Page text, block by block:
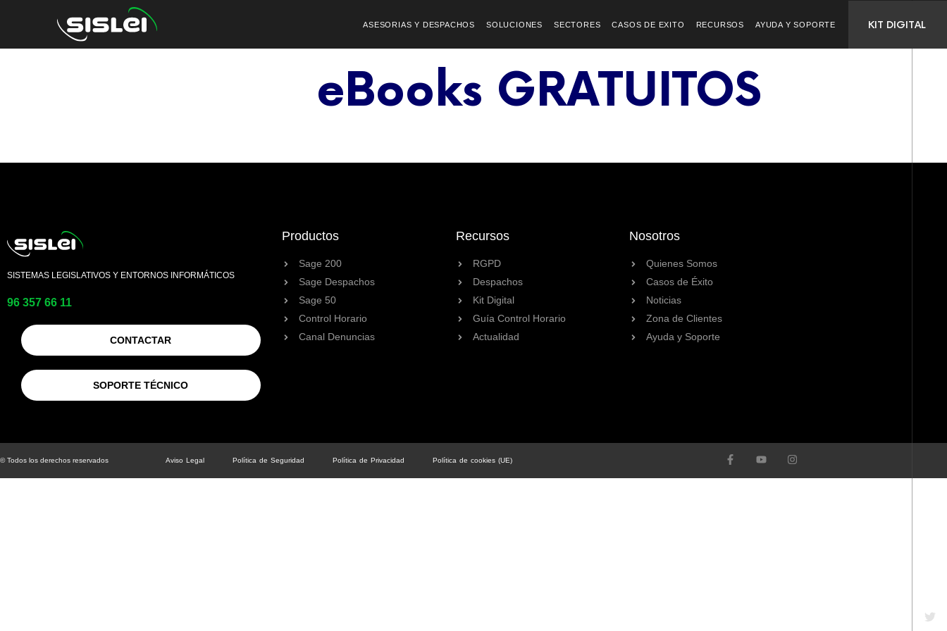
ASESORIAS Y DESPACHOS SOLUCIONES SECTORES CASOS DE EXITO RECURSOS AYUDA Y SOPORTE KIT DIGITAL
eBooks GRATUITOS
SISTEMAS LEGISLATIVOS Y ENTORNOS INFORMÁTICOS
96 357 66 11
CONTACTAR
SOPORTE TÉCNICO
Productos
Sage 200
Sage Despachos
Sage 50
Control Horario
Canal Denuncias
Recursos
RGPD
Despachos
Kit Digital
Guía Control Horario
Actualidad
Nosotros
Quienes Somos
Casos de Éxito
Noticias
Zona de Clientes
Ayuda y Soporte
© Todos los derechos reservados Aviso Legal Política de Seguridad Política de Privacidad Política de cookies (UE)